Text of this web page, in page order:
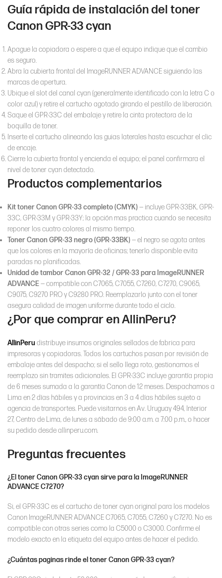
Guía rápida de instalación del toner
Canon GPR-33 cyan
Apague la copiadora o espere a que el equipo indique que el cambio
es seguro.
Abra la cubierta frontal del ImageRUNNER ADVANCE siguiendo las
marcas de apertura.
Ubique el slot del canal cyan (generalmente identificado con la letra C o
color azul) y retire el cartucho agotado girando el pestillo de liberación.
Saque el GPR-33C del embalaje y retire la cinta protectora de la
boquilla de toner.
Inserte el cartucho alineando las guias laterales hasta escuchar el clic
de encaje.
Cierre la cubierta frontal y encienda el equipo; el panel confirmara el
nivel de toner cyan detectado.
Productos complementarios
Kit toner Canon GPR-33 completo (CMYK)— incluye GPR-33BK, GPR-
33C, GPR-33M y GPR-33Y; la opción mas practica cuando se necesita
reponer los cuatro colores al mismo tiempo.
Toner Canon GPR-33 negro (GPR-33BK)— el negro se agota antes
que los colores en la mayoría de oficinas; tenerlo disponible evita
paradas no planificadas.
Unidad de tambor Canon GPR-32 / GPR-33 para ImageRUNNER
ADVANCE— compatible con C7065, C7055, C7260, C7270, C9065,
C9075, C9270 PRO y C9280 PRO. Reemplazarlo junto con el toner
asegura calidad de imagen uniforme durante todo el ciclo.
¿Por que comprar en AllinPeru?
AllinPerudistribuye insumos originales sellados de fabrica para
impresoras y copiadoras. Todos los cartuchos pasan por revisión de
embalaje antes del despacho; si el sello llega roto, gestionamos el
reemplazo sin tramites adicionales. El GPR-33C incluye garantía propia
de 6 meses sumada a la garantía Canon de 12 meses. Despachamos a
Lima en 2 días hábiles y a provincias en 3 a 4 días hábiles sujeto a
agencia de transportes. Puede visitarnos en Av. Uruguay 494, Interior
27, Centro de Lima, de lunes a sábado de 9:00 a.m. a 7:00 p.m., o hacer
su pedido desde allinperu.com.
Preguntas frecuentes
¿El toner Canon GPR-33 cyan sirve para la ImageRUNNER
ADVANCE C7270?
Si, el GPR-33C es el cartucho de toner cyan original para los modelos
Canon ImageRUNNER ADVANCE C7065, C7055, C7260 y C7270. No es
compatible con otras series como la C5000 o C3000. Confirme el
modelo exacto en la etiqueta del equipo antes de hacer el pedido.
¿Cuántas paginas rinde el toner Canon GPR-33 cyan?